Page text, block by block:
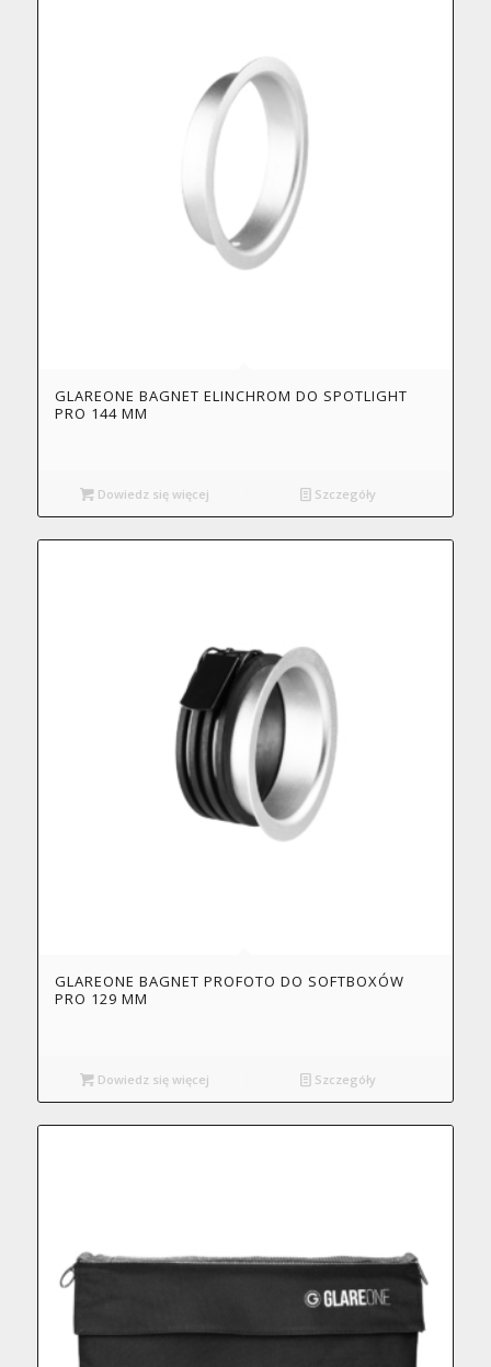
GLAREONE BAGNET ELINCHROM DO SPOTLIGHT
PRO 144 MM
Dowiedz się więcej Szczegóły
GLAREONE BAGNET PROFOTO DO SOFTBOXÓW
PRO 129 MM
Dowiedz się więcej Szczegóły